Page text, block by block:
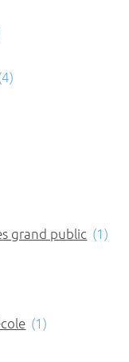
grand public (1)
(1)